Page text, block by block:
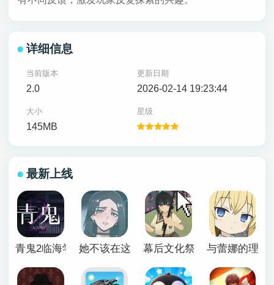
详细信息
当前版本
2.0
更新日期
2026-02-14 19:23:44
大小
145MB
星级
最新上线
青鬼2临海学校她不该在这里官方版幕后文化祭游戏与蕾娜的理想